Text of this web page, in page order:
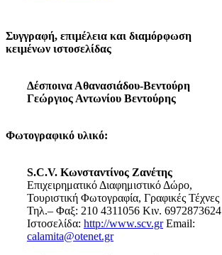
Συγγραφή, επιμέλεια και διαμόρφωση
κειμένων ιστοσελίδας
Δέσποινα Αθανασιάδου-Βεντούρη
Γεώργιος Αντωνίου Βεντούρης
Φωτογραφικό υλικό:
S.C.V. Κωνσταντίνος Ζανέτης
Επιχειρηματικό Διαφημιστικό Δώρο,
Τουριστική Φωτογραφία, Γραφικές Τέχνες
Τηλ.– Φαξ: 210 4311056 Κιν. 6972873624
Ιστοσελίδα: http://www.scv.grEmail:
calamita@otenet.gr